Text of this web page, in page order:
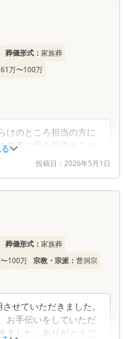
大好きな母の葬儀でし
いただいたみなさん
大満足な葬儀ができ
いました。
葬儀形式： 家族葬
61万〜100万
けのところ担当の方に
無事に母を見送ること
うございました。
投稿日： 2026年5月1日
葬儀形式： 家族葬
100万 宗教・宗派： 曹洞宗
せていただきました。
お手伝いをしていただ
ました。ありがとうご